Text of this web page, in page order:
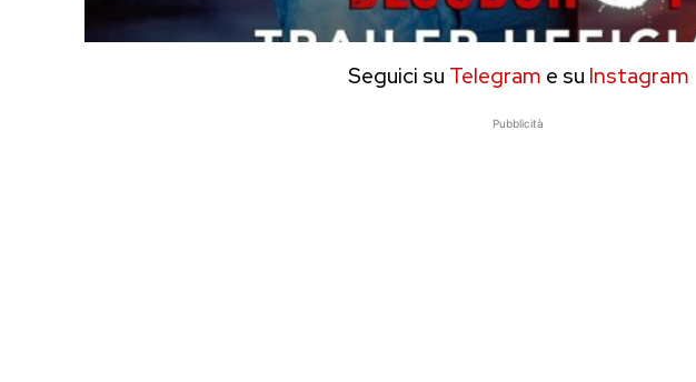
Seguici su Telegram e su Instagram
Pubblicità